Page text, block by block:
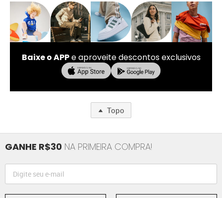
Baixe o APPe aproveite descontos exclusivos
Topo
GANHE R$30 NA PRIMEIRA COMPRA!